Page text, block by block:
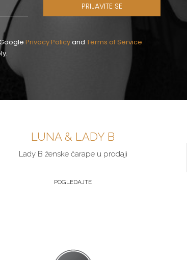
PRIJAVITE SE
Privacy Policyand Terms of Service
LUNA & LADY B
Lady B ženske čarape u prodaji
POGLEDAJTE